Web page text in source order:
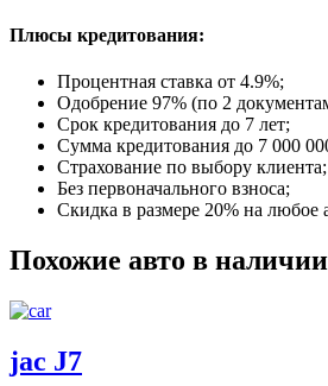
Плюсы кредитования:
Процентная ставка от 4.9%;
Одобрение 97% (по 2
Срок кредитования до 7 лет;
Сумма кредитования до 7 000
Страхование по выбору клиента;
Без первоначального взноса;
Скидка в размере 20% на любое
Похожие авто в
jac J7